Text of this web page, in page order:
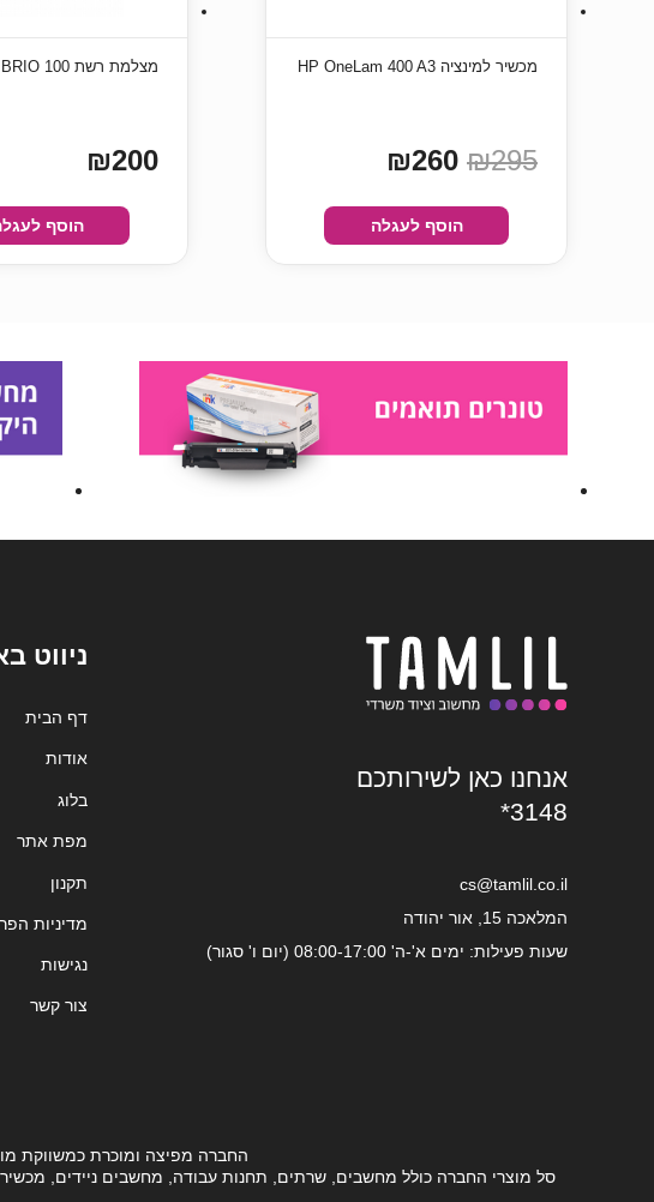
מכשיר למינציה HP OneLam 400 A3
₪295
הוסף לעגלה
מצלמת רשת Logitech BRIO 100
₪200
הוסף
אנחנו כאן לשירותכם
*3148
cs@tamlil.co.il
המלאכה 15, אור יהודה
שעות פעילות: ימים א'-ה' 08:00-17:00 (יום ו' סגור)
ניווט
דף הבית
אודות
בלוג
מפת אתר
תקנון
מדיניות
נגישות
צור קשר
החברה מפיצה ומוכרת כמשווקת
סל מוצרי החברה כולל מחשבים, שרתים, תחנות עבודה, מחשבים ניידים,